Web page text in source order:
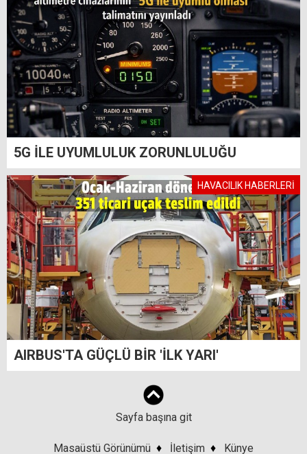
5G İLE UYUMLULUK ZORUNLULUĞU
HAVACILIK HABERLERİ
AIRBUS'TA GÜÇLÜ BİR 'İLK YARI'
Sayfa başına git
Masaüstü Görünümü ♦ İletişim ♦ Künye